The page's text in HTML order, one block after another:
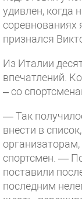
удивлен, когда
соревнованиях
признался
Из Италии
впечатлений.
– со
— Так
внести в
спортсмен. —
поставили
последним